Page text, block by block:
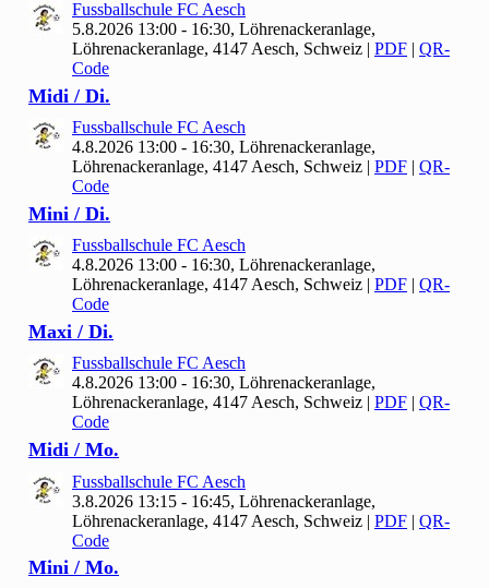
Fussballschule FC Aesch
5.8.2026 13:00 - 16:30, Löhrenackeranlage,
Löhrenackeranlage, 4147 Aesch, Schweiz | PDF | QR-
Code
Midi / Di.
Fussballschule FC Aesch
4.8.2026 13:00 - 16:30, Löhrenackeranlage,
Löhrenackeranlage, 4147 Aesch, Schweiz | PDF | QR-
Code
Mini / Di.
Fussballschule FC Aesch
4.8.2026 13:00 - 16:30, Löhrenackeranlage,
Löhrenackeranlage, 4147 Aesch, Schweiz | PDF | QR-
Code
Maxi / Di.
Fussballschule FC Aesch
4.8.2026 13:00 - 16:30, Löhrenackeranlage,
Löhrenackeranlage, 4147 Aesch, Schweiz
PDF
QR-
Code
Midi / Mo.
Fussballschule FC Aesch
3.8.2026 13:15 - 16:45, Löhrenackeranlage,
Löhrenackeranlage, 4147 Aesch, Schweiz | PDF | QR-
Code
Mini / Mo.